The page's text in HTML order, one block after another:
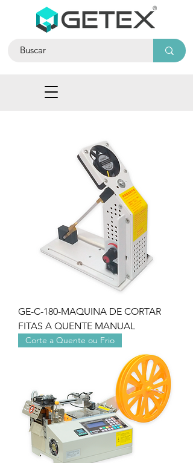
GE-C-180-MAQUINA DE CORTAR
FITAS A QUENTE MANUAL
Corte a Quente ou Frio